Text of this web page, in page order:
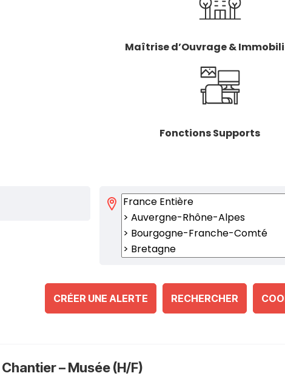
Maîtrise d’Ouvrage &
Fonctions Supports
CRÉER UNE ALERTE RECHERCHER
– Musée (H/F)